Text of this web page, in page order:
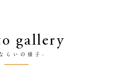
gallery
らいの様子-